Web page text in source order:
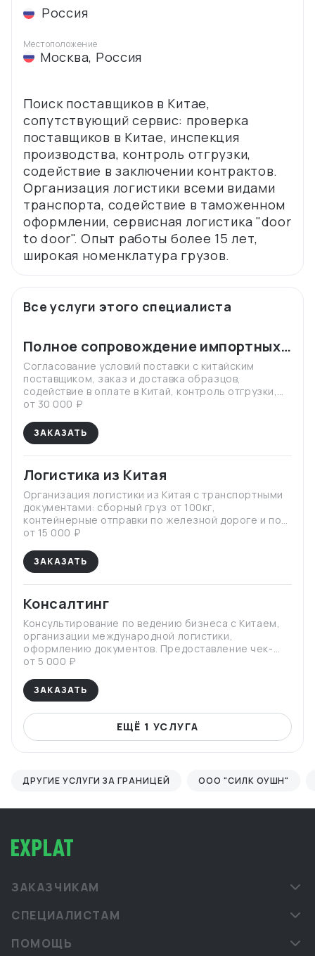
Россия
Местоположение
Москва, Россия
Поиск поставщиков в Китае,
сопутствующий сервис: проверка
поставщиков в Китае, инспекция
производства, контроль отгрузки,
содействие в заключении контрактов.
Организация логистики всеми видами
транспорта, содействие в таможенном
оформлении, сервисная логистика "door
to door". Опыт работы более 15 лет,
Все услуги этого специалиста
Полное сопровождение импортных
закупок в Китае
Согласование условий поставки с китайским
поставщиком, заказ и доставка образцов,
содействие в оплате в Китай, контроль отгрузки,
таможенное оформление в КНР, организация
транспорта, контейнерная логистика, содействие
в таможенном оформлении в России, доставка
груза по России.
от 30 000 ₽
ЗАКАЗАТЬ
Логистика из Китая
Организация логистики из Китая с транспортными
документами: сборный груз от 100кг,
контейнерные отправки по железной дороге и по
морю, авто доставка, авиа доставка.
от 15 000 ₽
ЗАКАЗАТЬ
Консалтинг
Консультирование по ведению бизнеса с Китаем,
организации международной логистики,
оформлению документов. Предоставление чек-
листа структуры сделки и логистики.
от 5 000 ₽
ЗАКАЗАТЬ
ЕЩЁ 1 УСЛУГА
ДРУГИЕ УСЛУГИ ЗА ГРАНИЦЕЙ ООО "СИЛК ОУШН"
ЗАКАЗЧИКАМ
СПЕЦИАЛИСТАМ
ПОМОЩЬ